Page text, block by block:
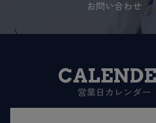
お問い合わせ
営業日カレンダー